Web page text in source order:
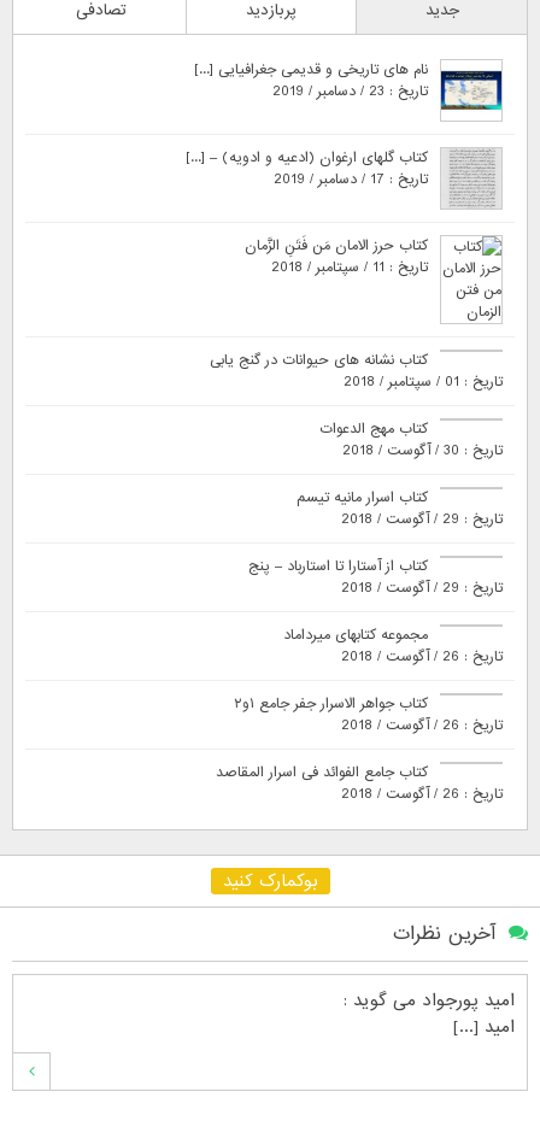
جدید پربازدید تصادفی
نام های تاریخی و قدیمی جغرافیایی [...]
تاریخ : 23 / دسامبر / 2019
کتاب گلهای ارغوان (ادعیه و ادویه) – [...]
تاریخ : 17 / دسامبر / 2019
کتاب حرز الامان مَن فَتَنِ الزَّمان
تاریخ : 11 / سپتامبر / 2018
کتاب نشانه های حیوانات در گنج یابی
تاریخ : 01 / سپتامبر / 2018
کتاب مهج الدعوات
تاریخ : 30 / آگوست / 2018
کتاب اسرار مانیه تیسم
تاریخ : 29 / آگوست / 2018
کتاب از آستارا تا استارباد – پنج
تاریخ : 29 / آگوست / 2018
مجموعه کتابهای میرداماد
تاریخ : 26 / آگوست / 2018
کتاب جواهر الاسرار جفر جامع ۱و۲
تاریخ : 26 / آگوست / 2018
کتاب جامع الفوائد فی اسرار المقاصد
تاریخ : 26 / آگوست / 2018
بوکمارک کنید
آخرین نظرات
امید پورجواد می گوید :
امید [...]